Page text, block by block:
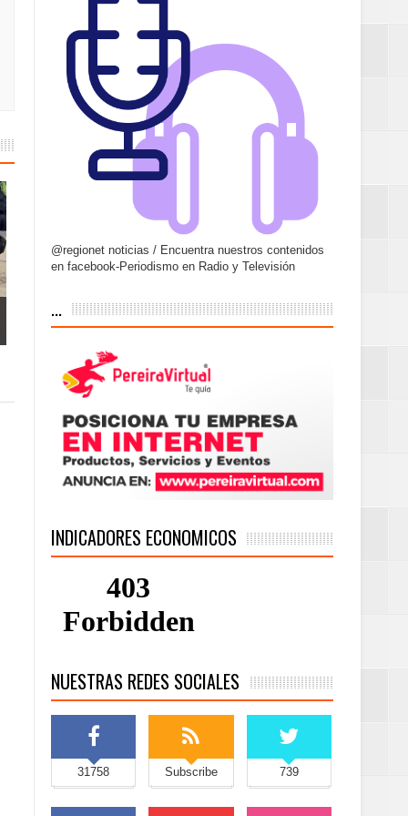
@regionet noticias / Encuentra nuestros contenidos
en facebook-Periodismo en Radio y Televisión
...
INDICADORES ECONOMICOS
NUESTRAS REDES SOCIALES
31758 Subscribe 739